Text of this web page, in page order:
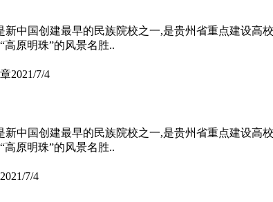
中国创建最早的民族院校之一,是贵州省重点建设
原明珠”的风景名胜..
2021/7/4
中国创建最早的民族院校之一,是贵州省重点建设
原明珠”的风景名胜..
2021/7/4